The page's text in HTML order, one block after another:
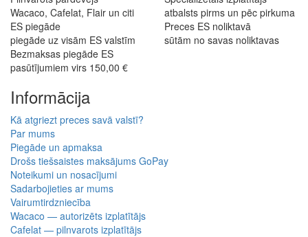
Wacaco, Cafelat, Flair un citi
atbalsts pirms un pēc pirkuma
ES piegāde
piegāde uz visām ES valstīm
Preces ES noliktavā
sūtām no savas noliktavas
Bezmaksas piegāde ES
pasūtījumiem virs 150,00 €
Informācija
Kā atgriezt preces savā valstī?
Par mums
Piegāde un apmaksa
Drošs tiešsaistes maksājums GoPay
Noteikumi un nosacījumi
Sadarbojieties ar mums
Vairumtirdzniecība
Wacaco — autorizēts izplatītājs
Cafelat — pilnvarots izplatītājs